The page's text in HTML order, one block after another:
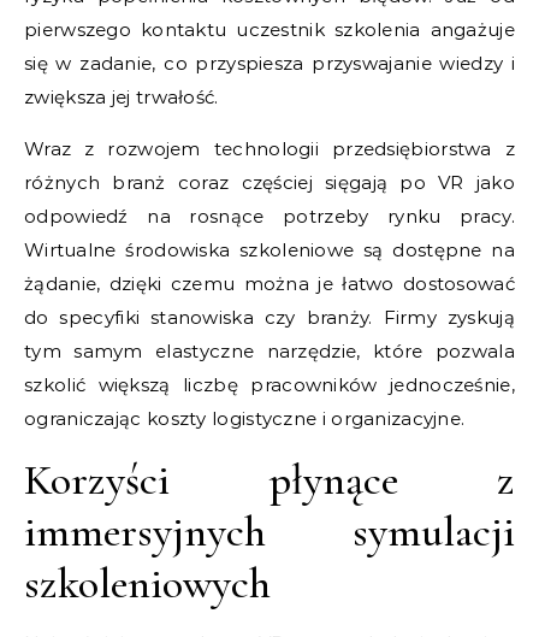
pierwszego kontaktu uczestnik szkolenia angażuje
się w zadanie, co przyspiesza przyswajanie wiedzy i
zwiększa jej trwałość.
Wraz z rozwojem technologii przedsiębiorstwa z
różnych branż coraz częściej sięgają po VR jako
odpowiedź na rosnące potrzeby rynku pracy.
Wirtualne środowiska szkoleniowe są dostępne na
żądanie, dzięki czemu można je łatwo dostosować
do specyfiki stanowiska czy branży. Firmy zyskują
tym samym elastyczne narzędzie, które pozwala
szkolić większą liczbę pracowników jednocześnie,
ograniczając koszty logistyczne i organizacyjne.
Korzyści płynące z
immersyjnych symulacji
szkoleniowych